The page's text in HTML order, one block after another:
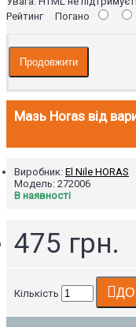
РейтингПогано
Продовжити
Мазь Horas від
Виробник: El Nile HORAS
Модель: 272006
В наявності
475 грн.
Кількість